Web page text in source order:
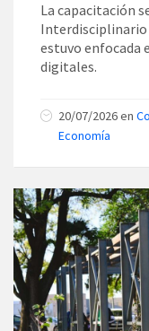
La capacitación
Interdisciplinario
estuvo enfocada
digitales.
20/07/2026en
Economía